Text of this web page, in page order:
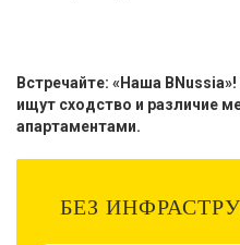
Встречайте: «Наша
ищут сходство и различие
апартаментами.
БЕЗ